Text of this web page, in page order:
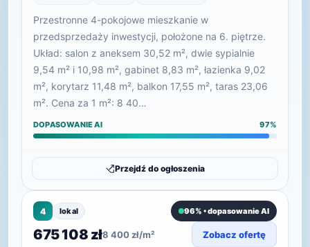
Przestronne 4-pokojowe mieszkanie w
przedsprzedaży inwestycji, położone na 6. piętrze.
Układ: salon z aneksem 30,52 m², dwie sypialnie
9,54 m² i 10,98 m², gabinet 8,83 m², łazienka 9,02
m², korytarz 11,48 m², balkon 17,55 m², taras 23,06
m². Cena za 1 m²: 8 40…
DOPASOWANIE AI 97%
Przejdź do ogłoszenia
4 lokal 96% • dopasowanie AI
675 108 zł8 400 zł/m² Zobacz ofertę